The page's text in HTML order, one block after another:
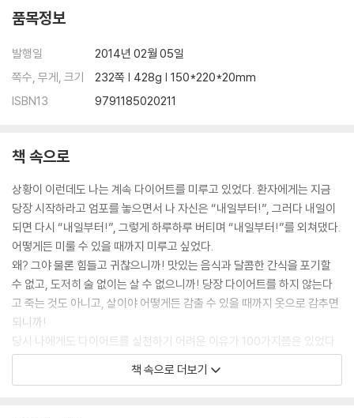
Part 4 지금 당장 시작하는 4주 해독다이어트 프로그램
1단계 : 도입기 탄수화물 섭취 제한으로 지방대사의 스위치를 켠다
2단계 : 가속기 본격적으로 빠르게 체지방을 연소시킨다
4단계 : 안정기 감량보다 근육의 단백질을 지킨다
Special Page
해독다이어트 응용편
3. 4주 이후의 놀라운 변화들
:해독과 다이어트 효과를 만끽하자
Part 5 새로운 몸으로 다시 태어난 기쁨
즐거운 일상으로 복귀한다!
2배의 만족감, 해독 효과
4주의 적응기로 지친 몸을 달랜다
이제 감량된 체중을 평생 유지한다
품목정보
발행일
2014년 02월 05일
쪽수, 무게, 크기
232쪽 | 428g | 150*220*20mm
ISBN13
9791185020211
책 속으로
상황이 이런데도 나는 계속 다이어트를 미루고 있었다. 환자에게는 지금
당장 시작하라고 엄포를 놓으면서 나 자신은 “내일부터!”, 그러다 내일이
되면 다시 “내일부터!”, 그렇게 하루하루 버티며 “내일부터!”를 외쳐댔다.
어떻게든 미룰 수 있을 때까지 미루고 싶었다.
왜? 그야 물론 힘들고 귀찮으니까! 맛있는 음식과 달콤한 간식을 포기할
수 없고, 도저히 술 없이는 살 수 없으니까! 당장 다이어트를 하지 않는다
고 죽는 것도 아니고, 살이야 어떻게든 감출 수 있을 때까지 옷으로 감추면
되니까!
당시 나에게도 다이어트를 실천하기 어려운 이유가 100가지쯤은 있었다.
그러니 여러분들도 다이어트가 잘 안 된다고, 혹은 늘 하다 관둔다고 해서
자신의 의지박약만을 탓하진 말라고 감히 위로하는 바이다.
책 속으로 더보기